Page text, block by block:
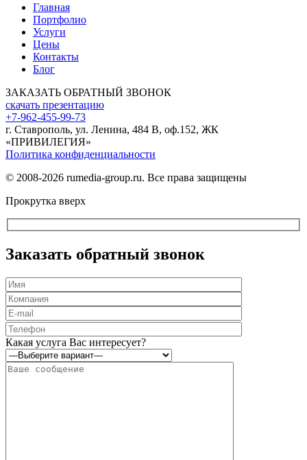
Главная
Портфолио
Услуги
Цены
Контакты
Блог
ЗАКАЗАТЬ ОБРАТНЫЙ ЗВОНОК
скачать презентацию
+7-962-455-99-73
г. Ставрополь, ул. Ленина, 484 В, оф.152, ЖК
«ПРИВИЛЕГИЯ»
Политика конфиденциальности
© 2008-2026 rumedia-group.ru. Все права защищены
Прокрутка вверх
Заказать обратный звонок
Оставьте
это
поле
пустым.
Какая услуга Вас интересует?